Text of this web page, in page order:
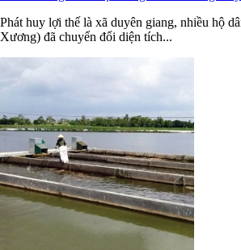
Phát huy lợi thế là xã duyên giang, nhiều hộ
Xương) đã chuyển đổi diện tích...